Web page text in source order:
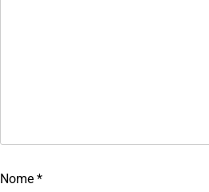
Nome *